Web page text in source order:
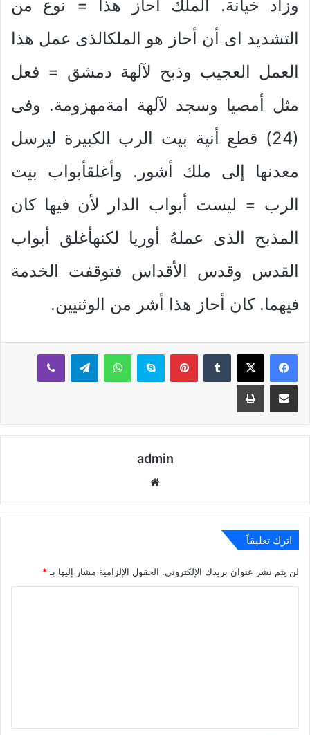
وزاد خيانة. الملك أحاز هذا = نوع من
التشديد اى أن أحاز هو الملكالذى عمل هذا
العمل العجيب وذبح لآلهة دمشق = فعل
مثل أمصيا وسجد لآلهة امةمهزومة. وفى
(24) قطع أنية بيت الرب الكبيرة ليرسل
معدنها إلى ملك أشور. وأغلقأبواب بيت
الرب = ليست أبواب الدار لأن فيها كان
المذبح الذى عملهُ أوريا لكنهأغلق أبواب
القدس وقدس الأقداس فتوقفت الخدمة
فيهما. كان أحاز هذا أشر من الوثنيين.
بينتيريستسكايب واتساب تيلقرام ڤايبر
مشاركة عبر البريد طباعة
admin
اترك تعليقاً
لن يتم نشر عنوان بريدك الإلكتروني. الحقول الإلزامية مشار إليها بـ *